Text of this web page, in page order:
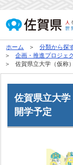
ホーム 分類から探
企画・推進プロジェ
佐賀県立大学（仮
佐賀県立大
開学予定